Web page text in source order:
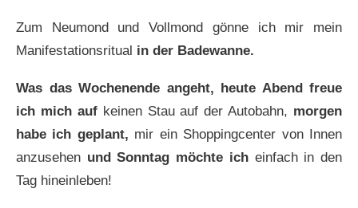
Zum Neumond und Vollmond gönne ich mir mein
Manifestationsritual in der Badewanne.
Was das Wochenende angeht, heute Abend freue
ich mich aufkeinen Stau auf der Autobahn, morgen
habe ich geplant, mir ein Shoppingcenter von Innen
anzusehen und Sonntag möchte ich einfach in den
Tag hineinleben!